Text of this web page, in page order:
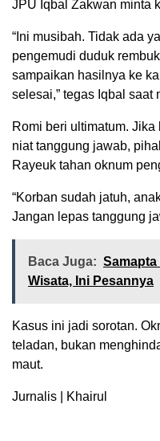
‎JPU Iqbal Zakwan minta
‎“Ini musibah. Tidak ada
pengemudi duduk
sampaikan hasilnya ke
selesai,” tegas Iqbal saat
‎Romi beri ultimatum.
niat tanggung jawab,
Rayeuk tahan oknum
‎“Korban sudah jatuh,
Jangan lepas tanggung
Baca Juga: Samapta
Wisata, Ini Pesannya
‎Kasus ini jadi sorotan.
teladan, bukan
maut.
Jurnalis | Khairul